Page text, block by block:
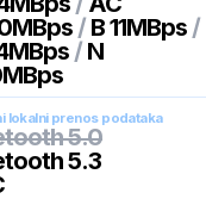
/ B 11MBps /
/ N
lokalni prenos podataka
5.0
5.3